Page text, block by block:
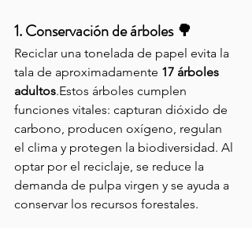
1. Conservación de árboles 🌳
Reciclar una tonelada de papel evita la
tala de aproximadamente 17 árboles
adultos.Estos árboles cumplen
funciones vitales: capturan dióxido de
carbono, producen oxígeno, regulan
el clima y protegen la biodiversidad. Al
optar por el reciclaje, se reduce la
demanda de pulpa virgen y se ayuda a
conservar los recursos forestales.